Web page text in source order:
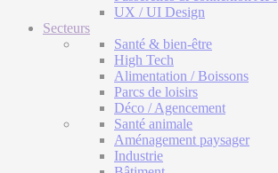
UX / UI Design
Secteurs
Santé & bien-être
High Tech
Alimentation / Boissons
Parcs de loisirs
Déco / Agencement
Santé animale
Aménagement paysager
Industrie